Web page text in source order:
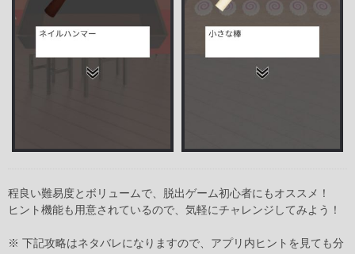
程良い難易度とボリュームで、脱出ゲーム初心者にもオススメ！
ヒント機能も用意されているので、気軽にチャレンジしてみよう！
※ 下記攻略はネタバレになりますので、アプリ内ヒントを見ても分